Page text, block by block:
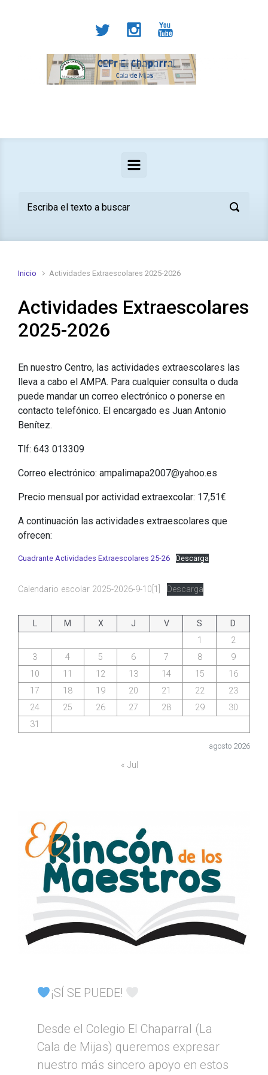
Inicio Actividades Extraescolares 2025-2026
Actividades Extraescolares
2025-2026
En nuestro Centro, las actividades extraescolares las
lleva a cabo el AMPA. Para cualquier consulta o duda
puede mandar un correo electrónico o ponerse en
contacto telefónico. El encargado es Juan Antonio
Benítez.
Tlf: 643 013309
Correo electrónico: ampalimapa2007@yahoo.es
Precio mensual por actividad extraexcolar: 17,51€
A continuación las actividades extraescolares que
ofrecen:
Cuadrante Actividades Extraescolares 25-26 Descarga
Calendario escolar 2025-2026-9-10[1] Descarga
agosto 2026
L M X J V S
D
1
2
3
4 5 6 7 8
9
10
11 12 13 14 15
16
17
18 19 20 21 22
23
24
25 26 27 28 29
30
31
« Jul
¡SÍ SE PUEDE!
Desde el Colegio El Chaparral (La
Cala de Mijas) queremos expresar
nuestro más sincero apoyo en estos